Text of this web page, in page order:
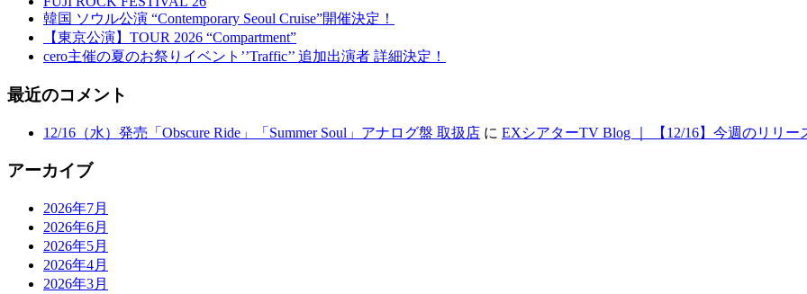
韓国 ソウル公演 “Contemporary Seoul Cruise”開催決定！
【東京公演】TOUR 2026 “Compartment”
cero主催の夏のお祭りイベント’’Traffic’’ 追加出演者 詳細決定！
最近のコメント
12/16（水）発売「Obscure Ride」「Summer Soul」アナログ盤 取扱店 に EXシアターTV Blog ｜ 【12/16】今週のリリー
アーカイブ
2026年7月
2026年6月
2026年5月
2026年4月
2026年3月